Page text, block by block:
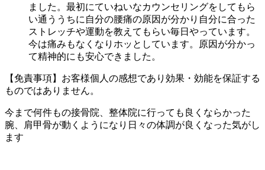
ました。最初にていねいなカウンセリングをしてもら
い通ううちに自分の腰痛の原因が分かり自分に合った
ストレッチや運動を教えてもらい毎日やっています。
今は痛みもなくなりホッとしています。原因が分かっ
て精神的にも安心できました。
【免責事項】お客様個人の感想であり効果・効能を保証する
ものではありません。
今まで何件もの接骨院、整体院に行っても良くならかった
腕、肩甲骨が動くようになり日々の体調が良くなった気がし
ます